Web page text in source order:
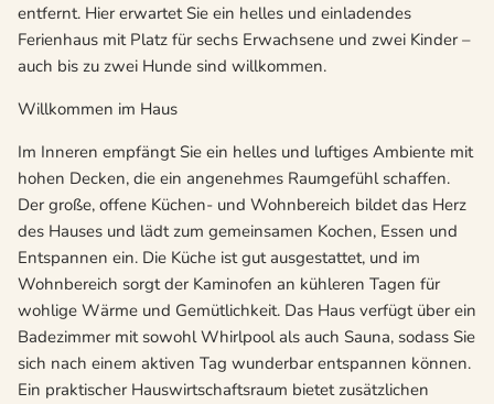
entfernt. Hier erwartet Sie ein helles und einladendes
Ferienhaus mit Platz für sechs Erwachsene und zwei Kinder –
auch bis zu zwei Hunde sind willkommen.
Willkommen im Haus
Im Inneren empfängt Sie ein helles und luftiges Ambiente mit
hohen Decken, die ein angenehmes Raumgefühl schaffen.
Der große, offene Küchen- und Wohnbereich bildet das Herz
des Hauses und lädt zum gemeinsamen Kochen, Essen und
Entspannen ein. Die Küche ist gut ausgestattet, und im
Wohnbereich sorgt der Kaminofen an kühleren Tagen für
wohlige Wärme und Gemütlichkeit. Das Haus verfügt über ein
Badezimmer mit sowohl Whirlpool als auch Sauna, sodass Sie
sich nach einem aktiven Tag wunderbar entspannen können.
Ein praktischer Hauswirtschaftsraum bietet zusätzlichen